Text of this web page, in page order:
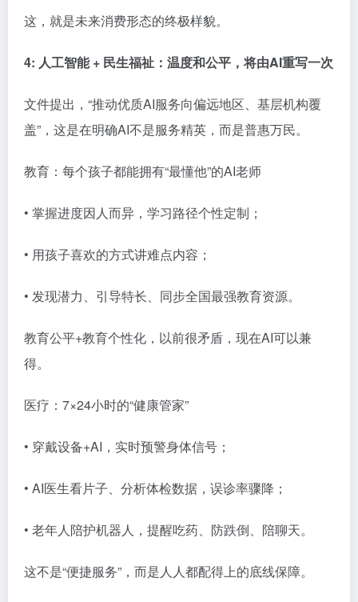
这，就是未来消费形态的终极样貌。
4: 人工智能 + 民生福祉：温度和公平，将由AI重写一次
文件提出，“推动优质AI服务向偏远地区、基层机构覆
盖”，这是在明确AI不是服务精英，而是普惠万民。
教育：每个孩子都能拥有“最懂他”的AI老师
• 掌握进度因人而异，学习路径个性定制；
• 用孩子喜欢的方式讲难点内容；
• 发现潜力、引导特长、同步全国最强教育资源。
教育公平+教育个性化，以前很矛盾，现在AI可以兼
得。
医疗：7×24小时的“健康管家”
• 穿戴设备+AI，实时预警身体信号；
• AI医生看片子、分析体检数据，误诊率骤降；
• 老年人陪护机器人，提醒吃药、防跌倒、陪聊天。
这不是“便捷服务”，而是人人都配得上的底线保障。